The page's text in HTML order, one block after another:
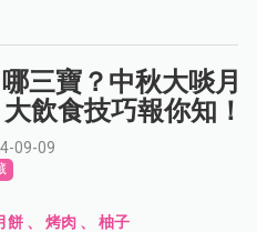
三寶？中秋大啖月
飲食技巧報你知！
09-09
餅 、烤肉 、柚子